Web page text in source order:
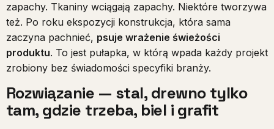
zapachy. Tkaniny wciągają zapachy. Niektóre tworzywa
też. Po roku ekspozycji konstrukcja, która sama
zaczyna pachnieć, psuje wrażenie świeżości
produktu. To jest pułapka, w którą wpada każdy projekt
zrobiony bez świadomości specyfiki branży.
Rozwiązanie — stal, drewno tylko
tam, gdzie trzeba, biel i grafit